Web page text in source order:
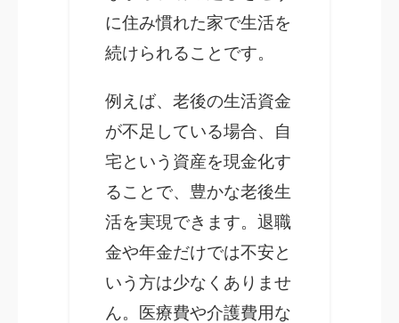
に住み慣れた家で生活を
続けられることです。
例えば、老後の生活資金
が不足している場合、自
宅という資産を現金化す
ることで、豊かな老後生
活を実現できます。退職
金や年金だけでは不安と
いう方は少なくありませ
ん。医療費や介護費用な